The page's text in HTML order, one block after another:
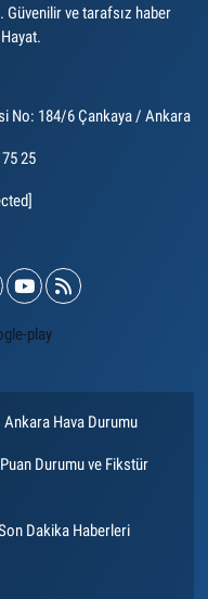
ve tarafsız haber
No: 184/6 Çankaya / Ankara
25
Ankara Hava Durumu
Puan Durumu ve Fikstür
Dakika Haberleri